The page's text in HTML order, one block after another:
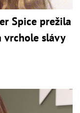
Spice prežila
vrchole slávy